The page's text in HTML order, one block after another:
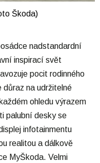
Škoda)
nadstandardní
inspirací svět
pocit rodinného
důraz na udržitelné
ohledu výrazem
palubní desky se
infotainmentu
realitou a dálkově
MyŠkoda. Velmi